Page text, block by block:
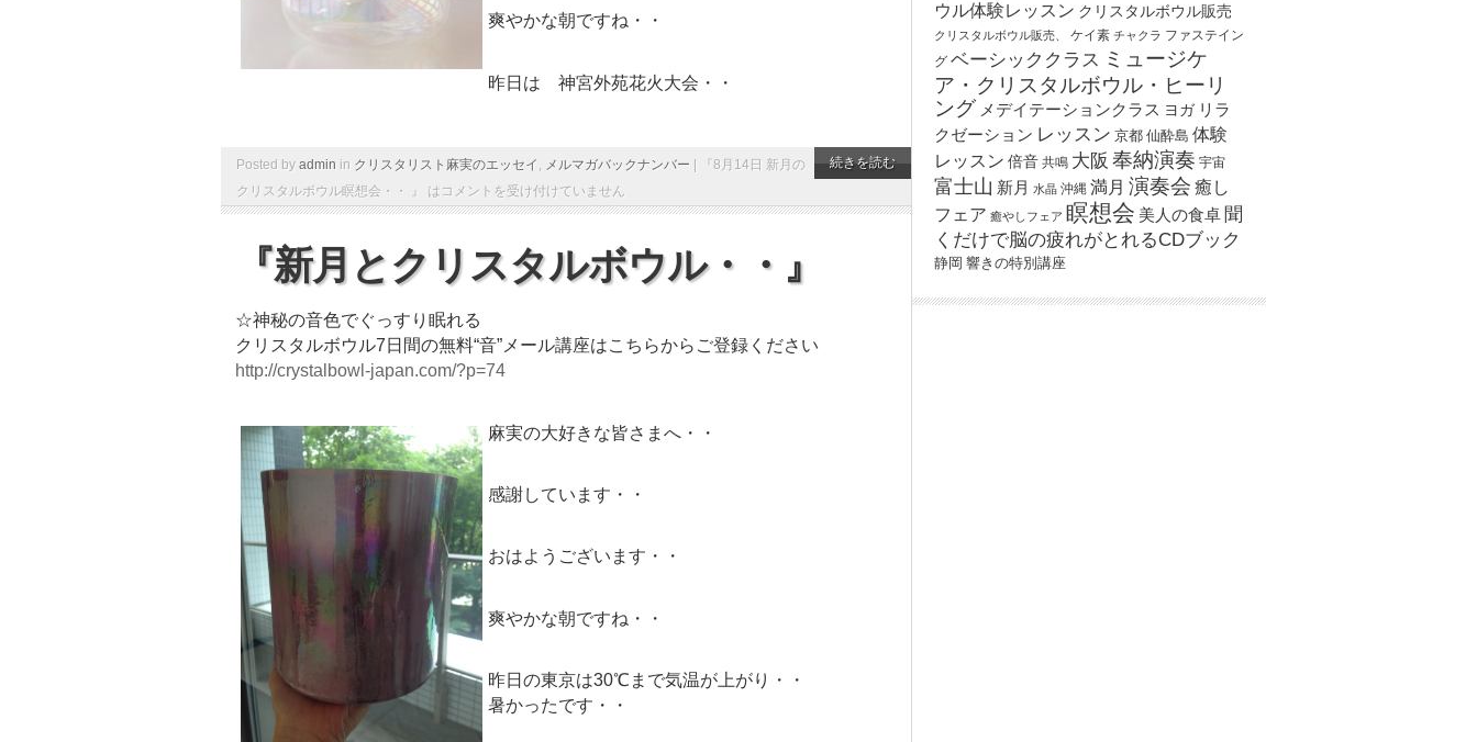
爽やかな朝ですね・・
昨日は 神宮外苑花火大会・・
Posted by admin in クリスタリスト麻実のエッセイ , メルマガバックナンバー
『8月14日 新月の
クリスタルボウル瞑想会・・ 』 は コメントを受け付けていません
続きを読む
『新月とクリスタルボウル・・』
☆神秘の音色でぐっすり眠れる
クリスタルボウル7日間の無料“音”メール講座はこちらからご登録ください
http://crystalbowl-japan.com/?p=74
麻実の大好きな皆さまへ・・
感謝しています・・
おはようございます・・
爽やかな朝ですね・・
昨日の東京は30℃まで気温が上がり・・
暑かったです・・
ウル体験レッスン クリスタルボウル販売
クリスタルボウル販売、 ケイ素 チャクラ ファステイン
グ ベーシッククラス ミュージケ
ア・クリスタルボウル・ヒーリ
ング メデイテーションクラス ヨガ リラ
クゼーション レッスン 京都 仙酔島 体験
レッスン 倍音 共鳴 大阪 奉納演奏 宇宙
富士山 新月 水晶 沖縄 満月 演奏会 癒し
フェア 癒やしフェア 瞑想会 美人の食卓 聞
くだけで脳の疲れがとれるCDブック
静岡 響きの特別講座